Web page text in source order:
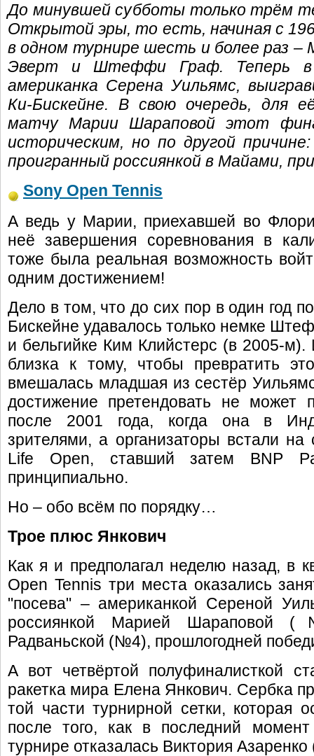
До минувшей субботы только трём
Открытой эры, то есть, начиная с
в одном турнире шесть и более раз
Эверт и Штеффи Граф. Теперь
американка Серена Уильямс,
Ки-Бискейне. В свою очередь, для
матчу Марии Шараповой этот
историческим, но по другой
проигранный россиянкой в Майами,
Sony Open Tennis
А ведь у Марии, приехавшей во
неё завершения соревнования в
тоже была реальная возможность
одним достижением!
Дело в том, что до сих пор в один год
Бискейне удавалось только немке
и бельгийке Ким Клийстерс (в 2005-
близка к тому, чтобы превратить
вмешалась младшая из сестёр
достижение претендовать не может
после 2001 года, когда она в
зрителями, а организаторы встали
Life Open, ставший затем BNP
принципиально.
Но – обо всём по порядку…
Трое плюс Янкович
Как я и предполагал неделю назад, в
Open Tennis три места оказались
"посева" – американкой Сереной
россиянкой Марией Шараповой
Радваньской (№4), прошлогодней
А вот четвёртой полуфиналисткой
ракетка мира Елена Янкович. Сербка
той части турнирной сетки, которая
после того, как в последний
турнире отказалась Виктория